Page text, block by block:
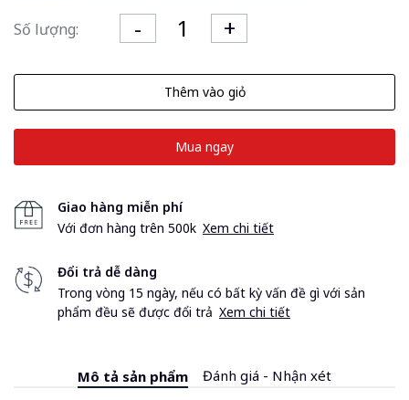
Số lượng:
Thêm vào giỏ
Mua ngay
Giao hàng miễn phí
Với đơn hàng trên 500k Xem chi tiết
Đổi trả dễ dàng
Trong vòng 15 ngày, nếu có bất kỳ vấn đề gì với sản
phẩm đều sẽ được đổi trả Xem chi tiết
Mô tả sản phẩm Đánh giá - Nhận xét